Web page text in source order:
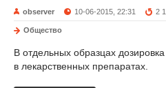
observer 10-06-2015, 22:31 2
Общество
В отдельных образцах
в лекарственных препаратах.